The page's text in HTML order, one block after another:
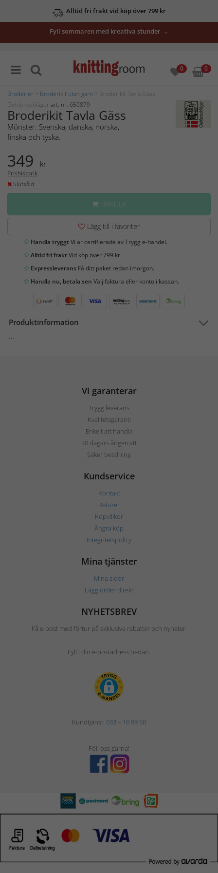
Alltid fri frakt vid köp över 799 kr
Fyll sommaren med kreativa stunder →
0 0
Broderier Broderikit utan garn > Broderikit Tavla Gäss
Oehlenschläger art. nr: 650879
Broderikit Tavla Gäss
Mönster: Svenska, danska, norska,
finska och tyska.
349 kr
Prishistorik
Slutsåld
HANDLA
Lägg till i favoriter
Handla tryggtVi är certifierade av Trygg e-handel.
Alltid fri fraktVid köp över 799 kr.
Expressleverans Få ditt paket redan imorgon.
Handla nu, betala sen Välj faktura eller konto i kassan.
Produktinformation
...
Vi garanterar
Trygg leverans
Kvalitetsgaranti
Enkelt att handla
30 dagars ångerrätt
Säker betalning
Kundservice
Kontakt
Returer
Köpvillkor
Ångra köp
Integritetspolicy
Mina tjänster
Mina sidor
Lägg order direkt
NYHETSBREV
Få e-post med förtur på exklusiva rabatter och nyheter.
Fyll i din e-postadress nedan.
Kundtjänst: 033 – 16 99 50
Följ oss gärna!